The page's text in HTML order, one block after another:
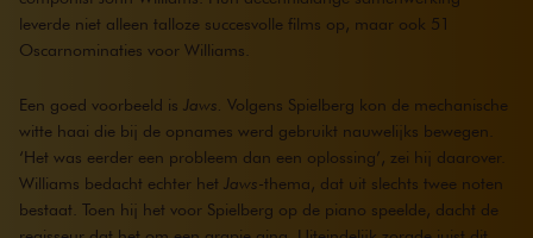
leverde niet alleen talloze succesvolle films op, maar ook 51
Oscarnominaties voor Williams.
Een goed voorbeeld is Jaws. Volgens Spielberg kon de mechanische
witte haai die bij de opnames werd gebruikt nauwelijks bewegen.
‘Het was eerder een probleem dan een oplossing’, zei hij daarover.
Williams bedacht echter het Jaws-thema, dat uit slechts twee noten
bestaat. Toen hij het voor Spielberg op de piano speelde, dacht de